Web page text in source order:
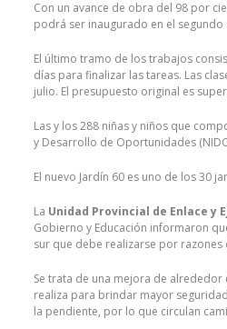
Con un avance de obra del 98 por
podrá ser inaugurado en el segundo
El último tramo de los trabajos
días para finalizar las tareas. Las
julio. El presupuesto original es
Las y los 288 niñas y niños que
y Desarrollo de Oportunidades
El nuevo Jardín 60 es uno de los 30
La Unidad Provincial de Enlace y
Gobierno y Educación informaron
sur que debe realizarse por razones
Se trata de una mejora de
realiza para brindar mayor
la pendiente, por lo que circulan